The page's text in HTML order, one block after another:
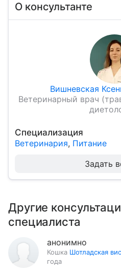
О консультанте
Вишневская
Ветеринарный врач
Специализация
Ветеринария, Питание
Задать
Другие
специалиста
анонимно
Кошка Шотладская
года